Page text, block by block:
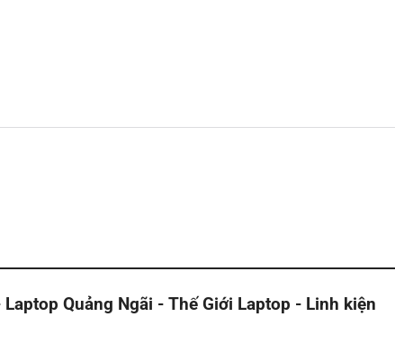
Laptop Quảng Ngãi - Thế Giới Laptop - Linh kiện